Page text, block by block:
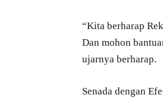
“Kita berharap
Dan mohon
ujarnya berharap.
Senada dengan